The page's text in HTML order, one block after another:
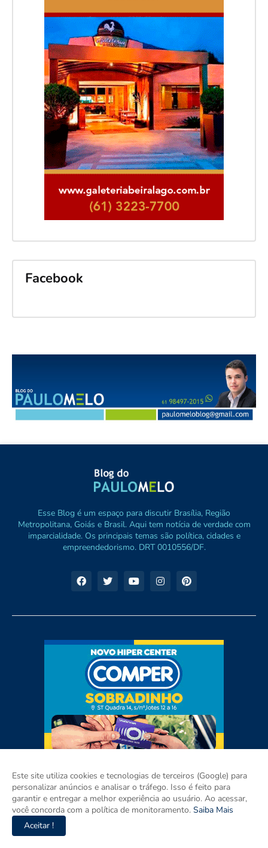
Facebook
Esse Blog é um espaço para discutir Brasília, Região
Metropolitana, Goiás e Brasil. Aqui tem notícia de verdade com
imparcialidade. Os principais temas são política, cidades e
empreendedorismo. DRT 0010556/DF.
Este site utiliza cookies e tecnologias de terceiros (Google) para
personalizar anúncios e analisar o tráfego. Isso é feito para
garantir e entregar a melhor experiência ao usuário. Ao acessar,
você concorda com a política de monitoramento. Saiba Mais
Aceitar !